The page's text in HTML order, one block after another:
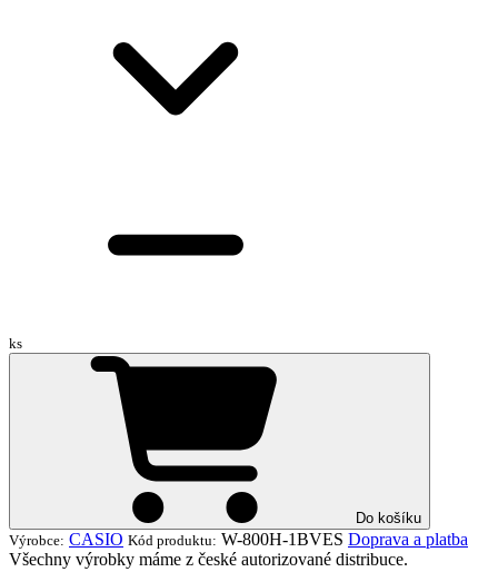
ks
Do košíku
Výrobce: CASIO Kód produktu: W-800H-1BVES Doprava a platba
Všechny výrobky máme z české autorizované distribuce.